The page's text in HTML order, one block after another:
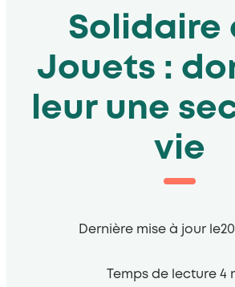
inspirationSolidaire
Jouets :
leur une
vie
Dernière mise à jour le
Temps de lecture 4